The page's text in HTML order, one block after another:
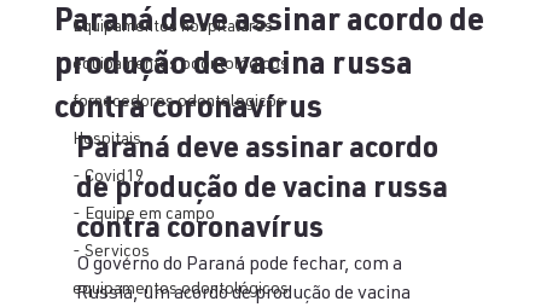
Equipamentos hospitalares
equipamentos odontológicos
fornecedores odontologicos
Hospitais
- Covid19
- Equipe em campo
- Serviços
equipamentos odontológicos
Paraná deve assinar acordo de
produção de vacina russa
contra coronavírus
Paraná deve assinar acordo
de produção de vacina russa
contra coronavírus
O governo do Paraná pode fechar, com a
Russia, um acordo de produção de vacina